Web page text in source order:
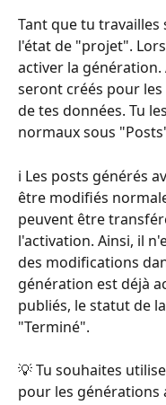
Tant que tu travailles
l'état de "projet".
activer la génération.
seront créés pour
de tes données. Tu
normaux sous
ℹ️ Les posts générés
être modifiés
peuvent être
l'activation. Ainsi, il
des modifications
génération est déjà
publiés, le statut de
"Terminé".
💡 Tu souhaites
pour les générations